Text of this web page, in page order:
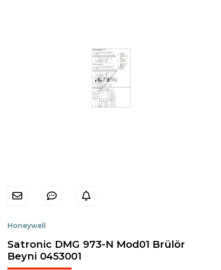
Honeywell
Satronic DMG 973-N Mod01 Brülör
Beyni 0453001